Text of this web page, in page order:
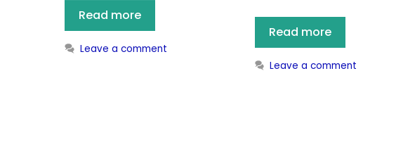
Read more
Leave a comment
Read more
Leave a comment